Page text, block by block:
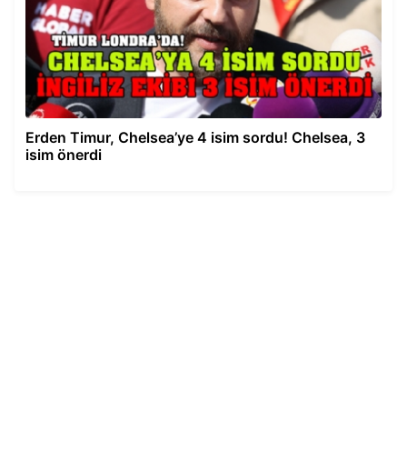
Erden Timur, Chelsea’ye 4 isim sordu! Chelsea, 3
isim önerdi